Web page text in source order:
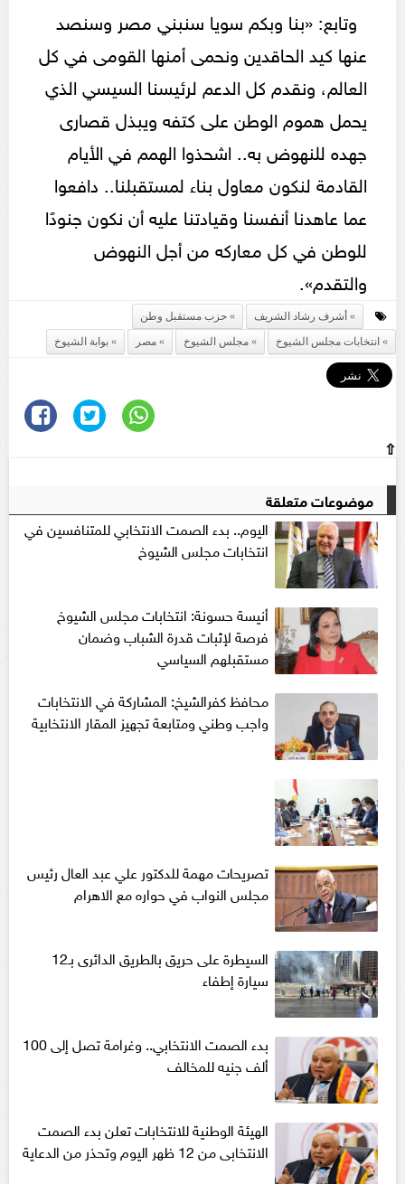
وتابع: «بنا وبكم سويا سنبني مصر وسنصد
عنها كيد الحاقدين ونحمى أمنها القومى في كل
العالم، ونقدم كل الدعم لرئيسنا السيسي الذي
يحمل هموم الوطن على كتفه ويبذل قصارى
جهده للنهوض به.. اشحذوا الهمم في الأيام
القادمة لنكون معاول بناء لمستقبلنا.. دافعوا
عما عاهدنا أنفسنا وقيادتنا عليه أن نكون جنودًا
للوطن في كل معاركه من أجل النهوض
والتقدم».
أشرف رشاد الشريف
حزب مستقبل وطن
انتخابات مجلس الشيوخ
مجلس الشيوخ مصر بوابة الشيوخ
⇧
موضوعات متعلقة
اليوم.. بدء الصمت الانتخابي للمتنافسين في
انتخابات مجلس الشيوخ
أنيسة حسونة: انتخابات مجلس الشيوخ
فرصة لإثبات قدرة الشباب وضمان
مستقبلهم السياسي
محافظ كفرالشيخ: المشاركة في الانتخابات
واجب وطني ومتابعة تجهيز المقار الانتخابية
تصريحات مهمة للدكتور علي عبد العال رئيس
مجلس النواب في حواره مع الاهرام
السيطرة على حريق بالطريق الدائرى بـ12
سيارة إطفاء
بدء الصمت الانتخابي.. وغرامة تصل إلى 100
ألف جنيه للمخالف
الهيئة الوطنية للانتخابات تعلن بدء الصمت
الانتخابى من 12 ظهر اليوم وتحذر من الدعاية